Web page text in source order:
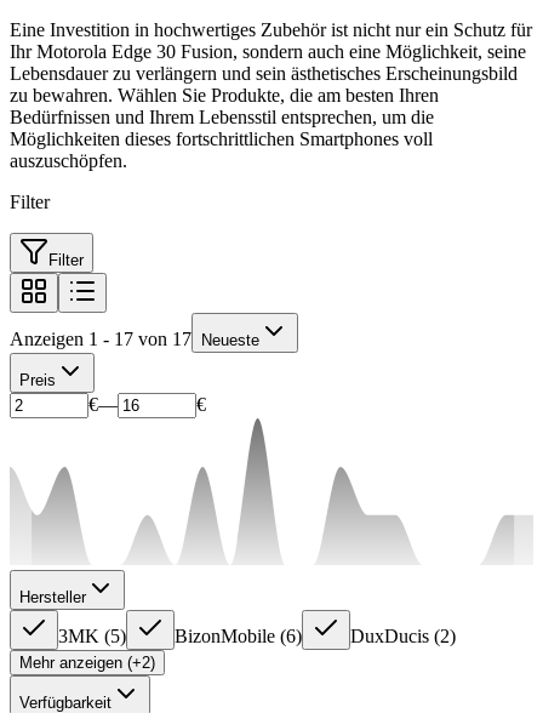
Eine Investition in hochwertiges Zubehör ist nicht nur ein Schutz für
Ihr Motorola Edge 30 Fusion, sondern auch eine Möglichkeit, seine
Lebensdauer zu verlängern und sein ästhetisches Erscheinungsbild
zu bewahren. Wählen Sie Produkte, die am besten Ihren
Bedürfnissen und Ihrem Lebensstil entsprechen, um die
Möglichkeiten dieses fortschrittlichen Smartphones voll
auszuschöpfen.
Filter
Filter
Anzeigen 1 - 17 von 17 Neueste
Preis
€— €
Hersteller
3MK (5) BizonMobile (6) DuxDucis (2)
Mehr anzeigen (+2)
Verfügbarkeit